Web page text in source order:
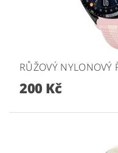
RŮŽOVÝ
200 Kč